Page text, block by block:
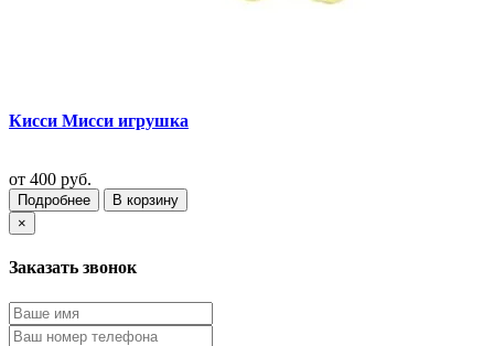
Кисси Мисси игрушка
от 400 руб.
Подробнее
В корзину
×
Заказать звонок